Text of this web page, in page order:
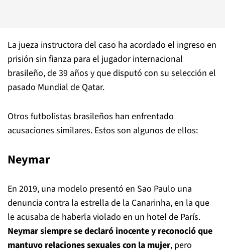
La jueza instructora del caso ha acordado el ingreso en
prisión sin fianza para el jugador internacional
brasileño, de 39 años y que disputó con su selección el
pasado Mundial de Qatar.
Otros futbolistas brasileños han enfrentado
acusaciones similares. Estos son algunos de ellos:
Neymar
En 2019, una modelo presentó en Sao Paulo una
denuncia contra la estrella de la Canarinha, en la que
le acusaba de haberla violado en un hotel de París.
Neymar siempre se declaró inocente y reconoció que
mantuvo relaciones sexuales con la mujer, pero